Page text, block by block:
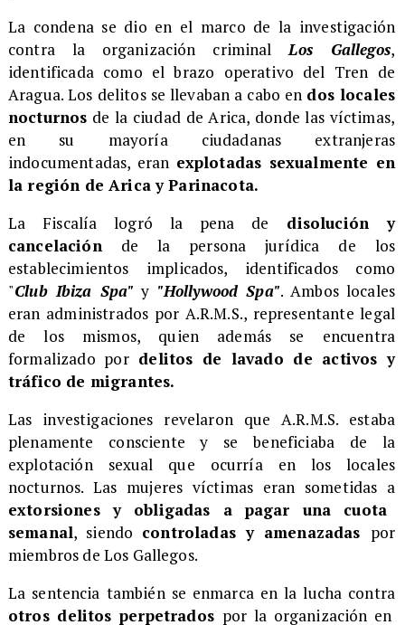
​La condena se dio en el marco de la investigación
contra la organización criminal Los Gallegos,
identificada como el brazo operativo del Tren de
Aragua. Los delitos se llevaban a cabo en dos locales
nocturnos de la ciudad de Arica, donde las víctimas,
en su mayoría ciudadanas extranjeras
indocumentadas, eran explotadas sexualmente en
la región de Arica y Parinacota.
​La Fiscalía logró la pena de disolución y
cancelaciónde la persona jurídica de los
establecimientos implicados, identificados como
"Club Ibiza Spa"y "Hollywood Spa". Ambos locales
eran administrados por A.R.M.S., representante legal
de los mismos, quien además se encuentra
formalizado pordelitos de lavado de activos y
tráfico de migrantes.
​Las investigaciones revelaron que A.R.M.S. estaba
plenamente consciente y se beneficiaba de la
explotación sexual que ocurría en los locales
nocturnos. Las mujeres víctimas eran sometidas a
extorsiones y obligadas a pagar una cuota
semanal, siendo controladas y amenazadas por
miembros de Los Gallegos.
​La sentencia también se enmarca en la lucha contra
otros delitos perpetrados por la organización en